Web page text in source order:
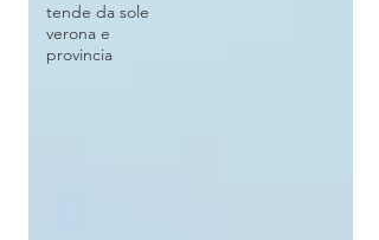
tende da sole
verona e
provincia